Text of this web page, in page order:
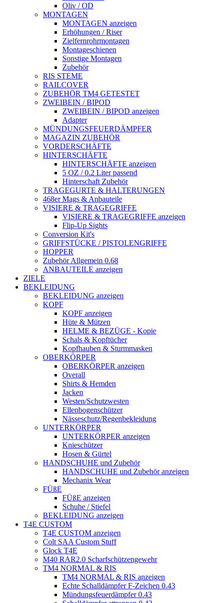
Oliv / OD
MONTAGEN
MONTAGEN anzeigen
Erhöhungen / Riser
Zielfernrohrmontagen
Montageschienen
Sonstige Montagen
Zubehör
RIS STEME
RAILCOVER
ZUBEHÖR TM4 GETESTET
ZWEIBEIN / BIPOD
ZWEIBEIN / BIPOD anzeigen
Adapter
MÜNDUNGSFEUERDÄMPFER
MAGAZIN ZUBEHÖR
VORDERSCHÄFTE
HINTERSCHÄFTE
HINTERSCHÄFTE anzeigen
5 OZ / 0.2 Liter passend
Hinterschaft Zubehör
TRAGEGURTE & HALTERUNGEN
468er Mags & Anbauteile
VISIERE & TRAGEGRIFFE
VISIERE & TRAGEGRIFFE anzeigen
Flip-Up Sights
Conversion Kit's
GRIFFSTÜCKE / PISTOLENGRIFFE
HOPPER
Zubehör Allgemein 0.68
ANBAUTEILE anzeigen
ZIELE
BEKLEIDUNG
BEKLEIDUNG anzeigen
KOPF
KOPF anzeigen
Hüte & Mützen
HELME & BEZÜGE - Kopie
Schals & Kopftücher
Kopfhauben & Sturmmasken
OBERKÖRPER
OBERKÖRPER anzeigen
Overall
Shirts & Hemden
Jacken
Westen/Schutzwesten
Ellenbogenschützer
Nässeschutz/Regenbekleidung
UNTERKÖRPER
UNTERKÖRPER anzeigen
Knieschützer
Hosen & Gürtel
HANDSCHUHE und Zubehör
HANDSCHUHE und Zubehör anzeigen
Mechanix Wear
FÜßE
FÜßE anzeigen
Schuhe / Stiefel
BEKLEIDUNG anzeigen
T4E CUSTOM
T4E CUSTOM anzeigen
Colt SAA Custom Stuff
Glock T4E
M40 RAR2.0 Scharfschützengewehr
TM4 NORMAL & RIS
TM4 NORMAL & RIS anzeigen
Echte Schalldämpfer F-Zeichen 0.43
Mündungsfeuerdämpfer 0.43